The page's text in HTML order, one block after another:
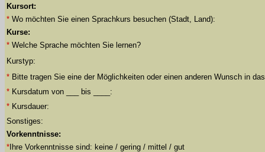
Kursort:
* Wo möchten Sie einen Sprachkurs besuchen (Stadt, Land):
Kurse:
* Welche Sprache möchten Sie lernen?
Kurstyp:
* Bitte tragen Sie eine der Möglichkeiten oder einen anderen Wunsch in
* Kursdatum von ___ bis ____:
* Kursdauer:
Sonstiges:
Vorkenntnisse:
* Ihre Vorkenntnisse sind: keine / gering / mittel / gut